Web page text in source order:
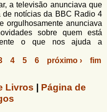
a televisão anunciava que
de notícias da BBC Radio 4
orgulhosamente anunciava
sobre quem está
o que nos ajuda a
4 5 6 próximo ›
fim
Livros
Página de